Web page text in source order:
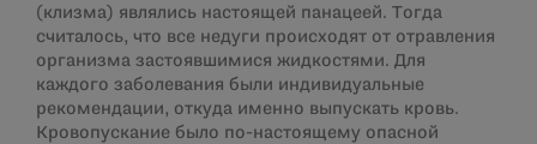
(клизма) являлись настоящей панацеей. Тогда
считалось, что все недуги происходят от отравления
организма застоявшимися жидкостями. Для
каждого заболевания были индивидуальные
рекомендации, откуда именно выпускать кровь.
Кровопускание было по-настоящему опасной